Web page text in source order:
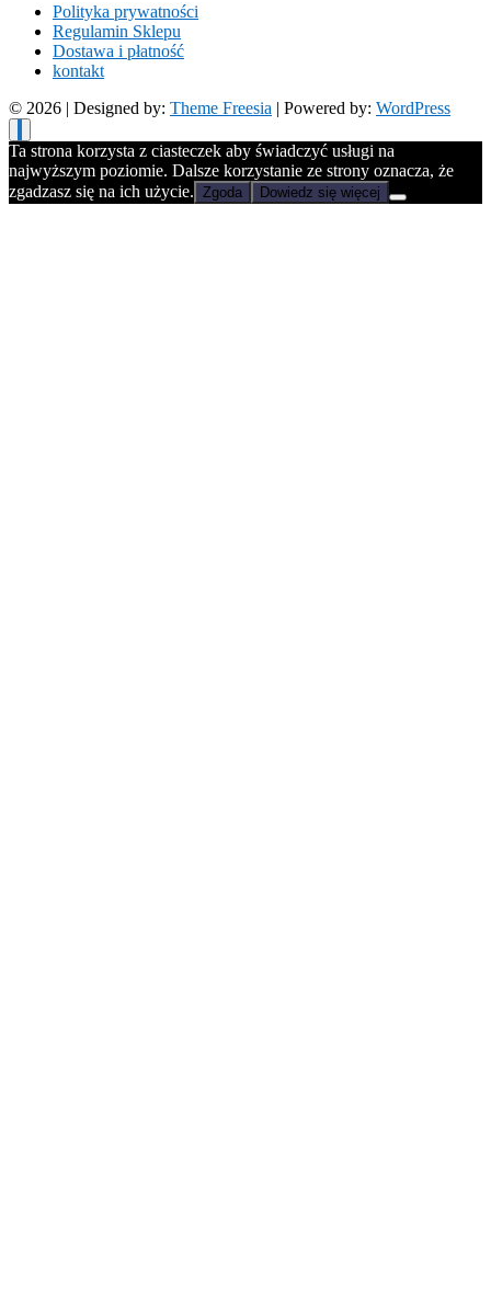
Polityka prywatności
Regulamin Sklepu
Dostawa i płatność
kontakt
© 2026 | Designed by: Theme Freesia | Powered by: WordPress
Ta strona korzysta z ciasteczek aby świadczyć usługi na
najwyższym poziomie. Dalsze korzystanie ze strony oznacza, że
zgadzasz się na ich użycie.
Zgoda Dowiedz się więcej